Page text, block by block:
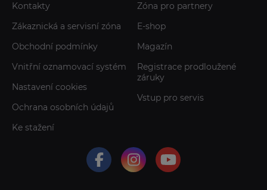
Kontakty
Zákaznická a servisní zóna
Obchodní podmínky
Vnitřní oznamovací systém
Nastavení cookies
Ochrana osobních údajů
Ke stažení
Zóna pro partnery
E-shop
Magazín
Registrace prodloužené
záruky
Vstup pro servis